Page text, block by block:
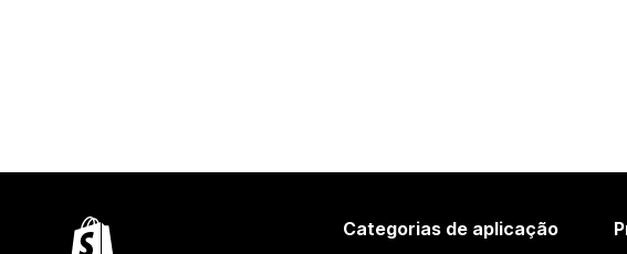
Categorias de aplicação